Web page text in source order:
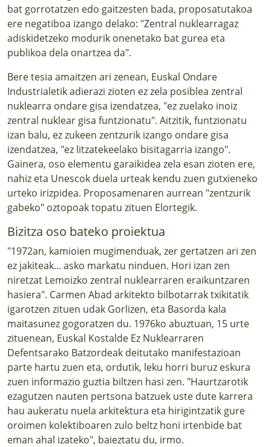
bat gorrotatzen edo gaitzesten bada, proposatutakoa
ere negatiboa izango delako: "Zentral nuklearragaz
adiskidetzeko modurik onenetako bat gurea eta
publikoa dela onartzea da".
Bere tesia amaitzen ari zenean, Euskal Ondare
Industrialetik adierazi zioten ez zela posiblea zentral
nuklearra ondare gisa izendatzea, "ez zuelako inoiz
zentral nuklear gisa funtzionatu". Aitzitik, funtzionatu
izan balu, ez zukeen zentzurik izango ondare gisa
izendatzea, "ez litzatekeelako bisitagarria izango".
Gainera, oso elementu garaikidea zela esan zioten ere,
nahiz eta Unescok duela urteak kendu zuen gutxieneko
urteko irizpidea. Proposamenaren aurrean "zentzurik
gabeko" oztopoak topatu zituen Elortegik.
Bizitza oso bateko proiektua
"1972an, kamioien mugimenduak, zer gertatzen ari zen
ez jakiteak... asko markatu ninduen. Hori izan zen
niretzat Lemoizko zentral nuklearraren eraikuntzaren
hasiera". Carmen Abad arkitekto bilbotarrak txikitatik
igarotzen zituen udak Gorlizen, eta Basorda kala
maitasunez gogoratzen du. 1976ko abuztuan, 15 urte
zituenean, Euskal Kostalde Ez Nuklearraren
Defentsarako Batzordeak deitutako manifestazioan
parte hartu zuen eta, ordutik, leku horri buruz eskura
zuen informazio guztia biltzen hasi zen. "Haurtzarotik
ezagutzen nauten pertsona batzuek uste dute karrera
hau aukeratu nuela arkitektura eta hirigintzatik gure
oroimen kolektiboaren zulo beltz honi irtenbide bat
eman ahal izateko", baieztatu du, irmo.